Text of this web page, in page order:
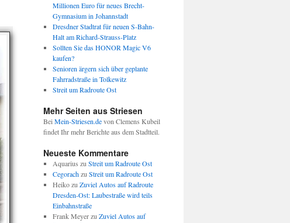
Millionen Euro für neues Brecht-
Gymnasium in Johannstadt
Dresdner Stadtrat für neuen S-Bahn-
Halt am Richard-Strauss-Platz
Sollten Sie das HONOR Magic V6
kaufen?
Senioren ärgern sich über geplante
Fahrradstraße in Tolkewitz
Streit um Radroute Ost
Mehr Seiten aus Striesen
Bei Mein-Striesen.devon Clemens Kubeil
findet Ihr mehr Berichte aus dem Stadtteil.
Neueste Kommentare
Aquarius zu Streit um Radroute Ost
Cegorachzu Streit um Radroute Ost
Heikozu Zuviel Autos auf Radroute
Dresden-Ost: Laubestraße wird teils
Einbahnstraße
Frank Meyerzu Zuviel Autos auf